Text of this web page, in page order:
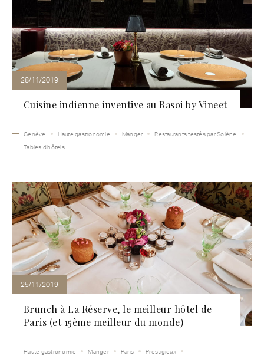
28/11/2019
Cuisine indienne inventive au Rasoi by Vineet
Genève Haute gastronomie Manger
Restaurants testés par Solène
Tables d'hôtels
25/11/2019
Brunch à La Réserve, le meilleur hôtel de
Paris (et 15ème meilleur du monde)
Haute gastronomie Manger Paris
Prestigieux